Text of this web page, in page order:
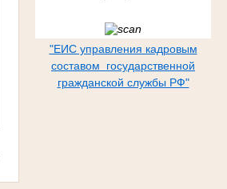
"ЕИС управления кадровым
составом государственной
гражданской службы РФ"